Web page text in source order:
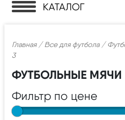
КАТАЛОГ
Главная/Все для футбола/
3
ФУТБОЛЬНЫЕ МЯЧИ
Фильтр по цене